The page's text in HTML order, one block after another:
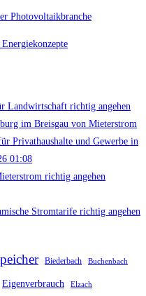
Landwirtschaft richtig angehen
im Breisgau von Mieterstrom
Privathaushalte und Gewerbe in
01:08
richtig angehen
Stromtarife richtig angehen
Biederbach Buchenbach
Eigenverbrauch Elzach